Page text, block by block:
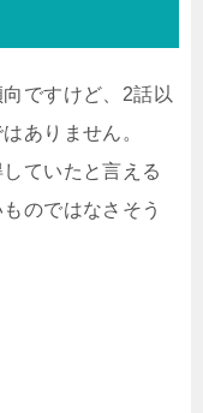
ですけど、2話以
ありません。
ていたと言える
のではなさそう